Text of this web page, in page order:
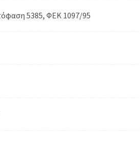
5385, ΦΕΚ 1097/95